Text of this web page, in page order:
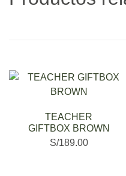
TEACHER
GIFTBOX BROWN
S/189.00